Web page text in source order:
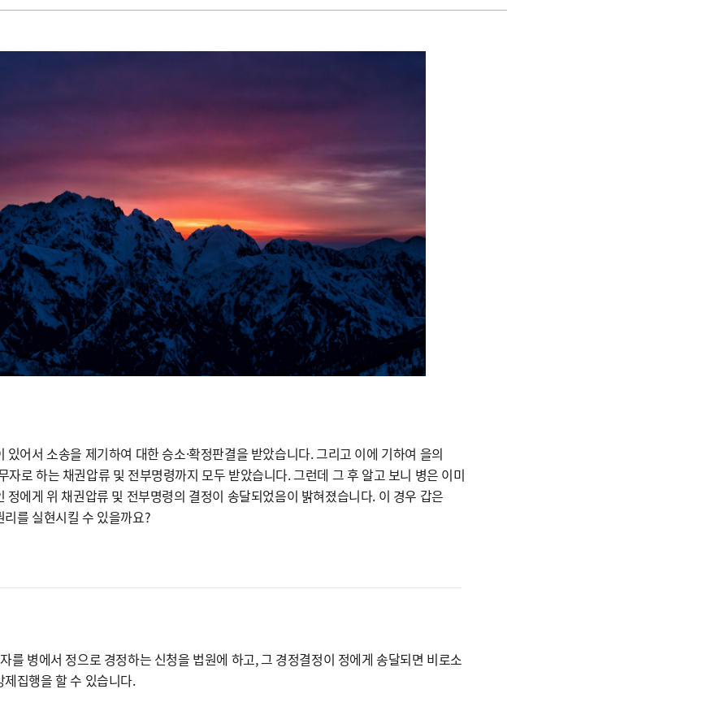
있어서 소송을 제기하여 대한 승소·확정판결을 받았습니다. 그리고 이에 기하여 을의
자로 하는 채권압류 및 전부명령까지 모두 받았습니다. 그런데 그 후 알고 보니 병은 이미
정에게 위 채권압류 및 전부명령의 결정이 송달되었음이 밝혀졌습니다. 이 경우 갑은
를 실현시킬 수 있을까요?
를 병에서 정으로 경정하는 신청을 법원에 하고, 그 경정결정이 정에게 송달되면 비로소
집행을 할 수 있습니다.